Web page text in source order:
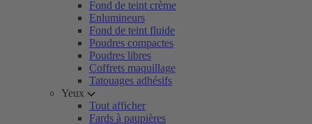
Fond de teint crème
Enlumineurs
Fond de teint fluide
Poudres compactes
Poudres libres
Coffrets maquillage
Tatouages adhésifs
Yeux
Tout afficher
Fards à paupières